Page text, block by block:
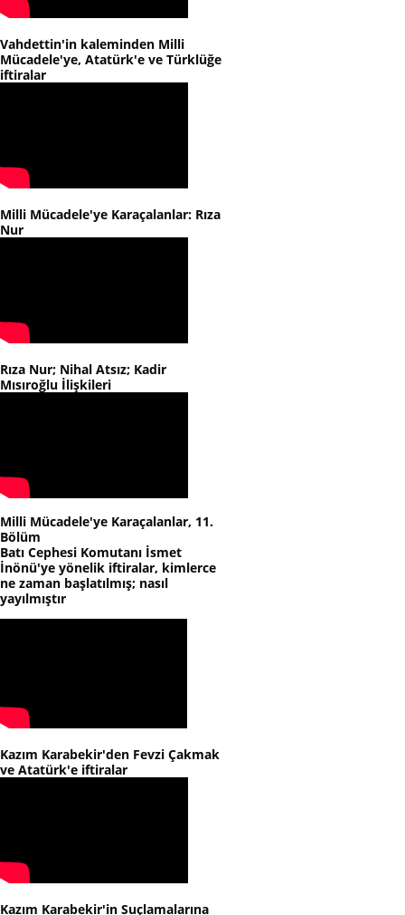
Vahdettin'in kaleminden Milli
Mücadele'ye, Atatürk'e ve Türklüğe
iftiralar
Milli Mücadele'ye Karaçalanlar: Rıza
Nur
Rıza Nur; Nihal Atsız; Kadir
Mısıroğlu İlişkileri
Milli Mücadele'ye Karaçalanlar, 11.
Bölüm
Batı Cephesi Komutanı İsmet
İnönü'ye yönelik iftiralar, kimlerce
ne zaman başlatılmış; nasıl
yayılmıştır
Kazım Karabekir'den Fevzi Çakmak
ve Atatürk'e iftiralar
Kazım Karabekir'in Suçlamalarına